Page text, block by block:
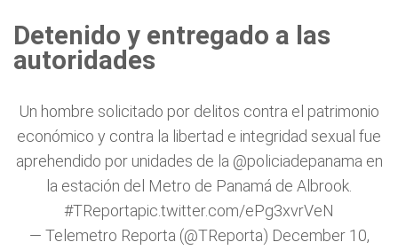
Detenido y entregado a las
autoridades
Un hombre solicitado por delitos contra el patrimonio
económico y contra la libertad e integridad sexual fue
aprehendido por unidades de la @policiadepanama en
la estación del Metro de Panamá de Albrook.
#TReportapic.twitter.com/ePg3xvrVeN
— Telemetro Reporta (@TReporta) December 10,